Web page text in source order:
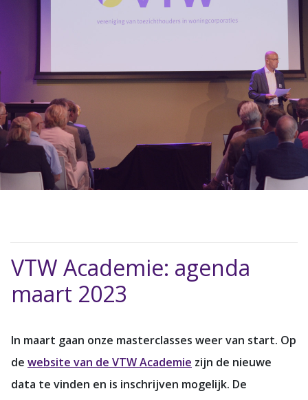
VTW Academie: agenda
maart 2023
In maart gaan onze masterclasses weer van start. Op
de website van de VTW Academie zijn de nieuwe
data te vinden en is inschrijven mogelijk. De